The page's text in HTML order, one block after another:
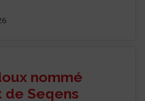
nommé
de Seqens